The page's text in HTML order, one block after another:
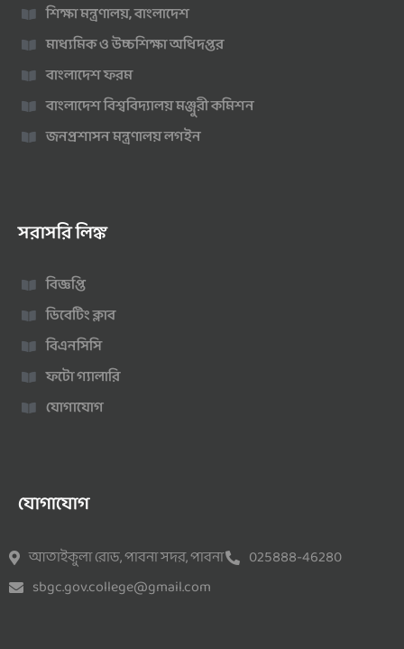
শিক্ষা মন্ত্রণালয়, বাংলাদেশ
মাধ্যমিক ও উচ্চশিক্ষা অধিদপ্তর
বাংলাদেশ ফরম
বাংলাদেশ বিশ্ববিদ্যালয় মঞ্জুরী কমিশন
জনপ্রশাসন মন্ত্রণালয় লগইন
সরাসরি লিঙ্ক
বিজ্ঞপ্তি
ডিবেটিং ক্লাব
বিএনসিসি
ফটো গ্যালারি
যোগাযোগ
যোগাযোগ
আতাইকুলা রোড, পাবনা সদর, পাবনা
025888-46280
sbgc.gov.college@gmail.com